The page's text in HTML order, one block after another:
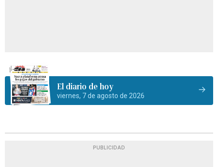
El diario de hoy
viernes, 7 de agosto de 2026
PUBLICIDAD